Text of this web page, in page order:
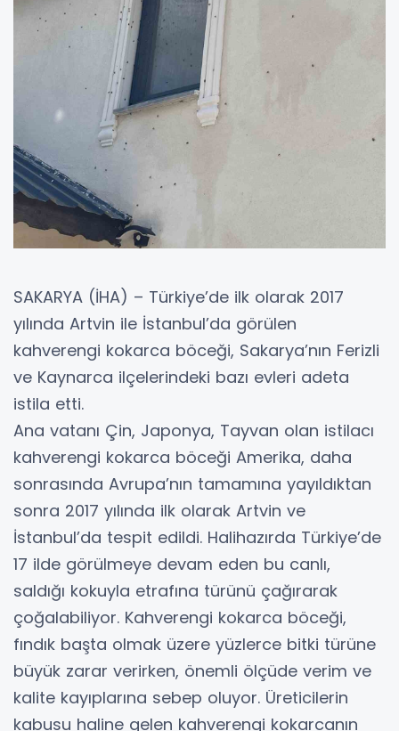
SAKARYA (İHA) – Türkiye’de ilk olarak 2017
yılında Artvin ile İstanbul’da görülen
kahverengi kokarca böceği, Sakarya’nın Ferizli
ve Kaynarca ilçelerindeki bazı evleri adeta
istila etti.
Ana vatanı Çin, Japonya, Tayvan olan istilacı
kahverengi kokarca böceği Amerika, daha
sonrasında Avrupa’nın tamamına yayıldıktan
sonra 2017 yılında ilk olarak Artvin ve
İstanbul’da tespit edildi. Halihazırda Türkiye’de
17 ilde görülmeye devam eden bu canlı,
saldığı kokuyla etrafına türünü çağırarak
çoğalabiliyor. Kahverengi kokarca böceği,
fındık başta olmak üzere yüzlerce bitki türüne
büyük zarar verirken, önemli ölçüde verim ve
kalite kayıplarına sebep oluyor. Üreticilerin
kabusu haline gelen kahverengi kokarcanın